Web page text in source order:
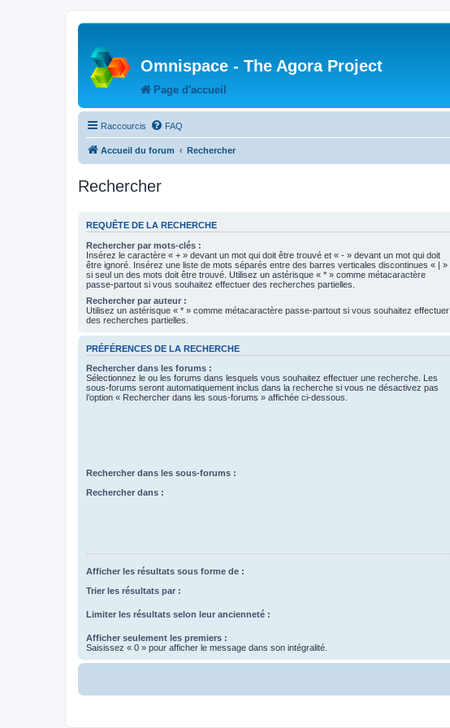
Omnispace - The Agora Project
Page d'accueil
Raccourcis FAQ
Accueil du forum Rechercher
Rechercher
REQUÊTE DE LA RECHERCHE
Rechercher par mots-clés :
Insérez le caractère « + » devant un mot qui doit être trouvé et « - » devant un mot qui doit
être ignoré. Insérez une liste de mots séparés entre des barres verticales discontinues « | »
si seul un des mots doit être trouvé. Utilisez un astérisque « * » comme métacaractère
passe-partout si vous souhaitez effectuer des recherches partielles.
Rechercher par auteur :
Utilisez un astérisque « * » comme métacaractère passe-partout si vous souhaitez effectuer
des recherches partielles.
PRÉFÉRENCES DE LA RECHERCHE
Rechercher dans les forums :
Sélectionnez le ou les forums dans lesquels vous souhaitez effectuer une recherche. Les
sous-forums seront automatiquement inclus dans la recherche si vous ne désactivez pas
l’option « Rechercher dans les sous-forums » affichée ci-dessous.
Rechercher dans les sous-forums :
Rechercher dans :
Afficher les résultats sous forme de :
Trier les résultats par :
Limiter les résultats selon leur ancienneté :
Afficher seulement les premiers :
Saisissez « 0 » pour afficher le message dans son intégralité.